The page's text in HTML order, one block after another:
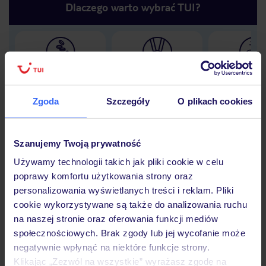
Zgoda Szczegóły O plikach cookies
Szanujemy Twoją prywatność
Używamy technologii takich jak pliki cookie w celu
poprawy komfortu użytkowania strony oraz
personalizowania wyświetlanych treści i reklam. Pliki
cookie wykorzystywane są także do analizowania ruchu
na naszej stronie oraz oferowania funkcji mediów
społecznościowych. Brak zgody lub jej wycofanie może
negatywnie wpłynąć na niektóre funkcje strony.
Klikając „Zezwól na wszystkie” wyrażasz zgodę na
Dlaczego warto wybrać TUI?
Lider niskich cen 30 lat w
Hotel
Opinie
Pokoje